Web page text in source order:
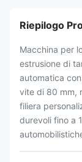
Riepilogo
Macchina per
estrusione di
automatica
vite di 80 mm,
filiera
durevoli fino a